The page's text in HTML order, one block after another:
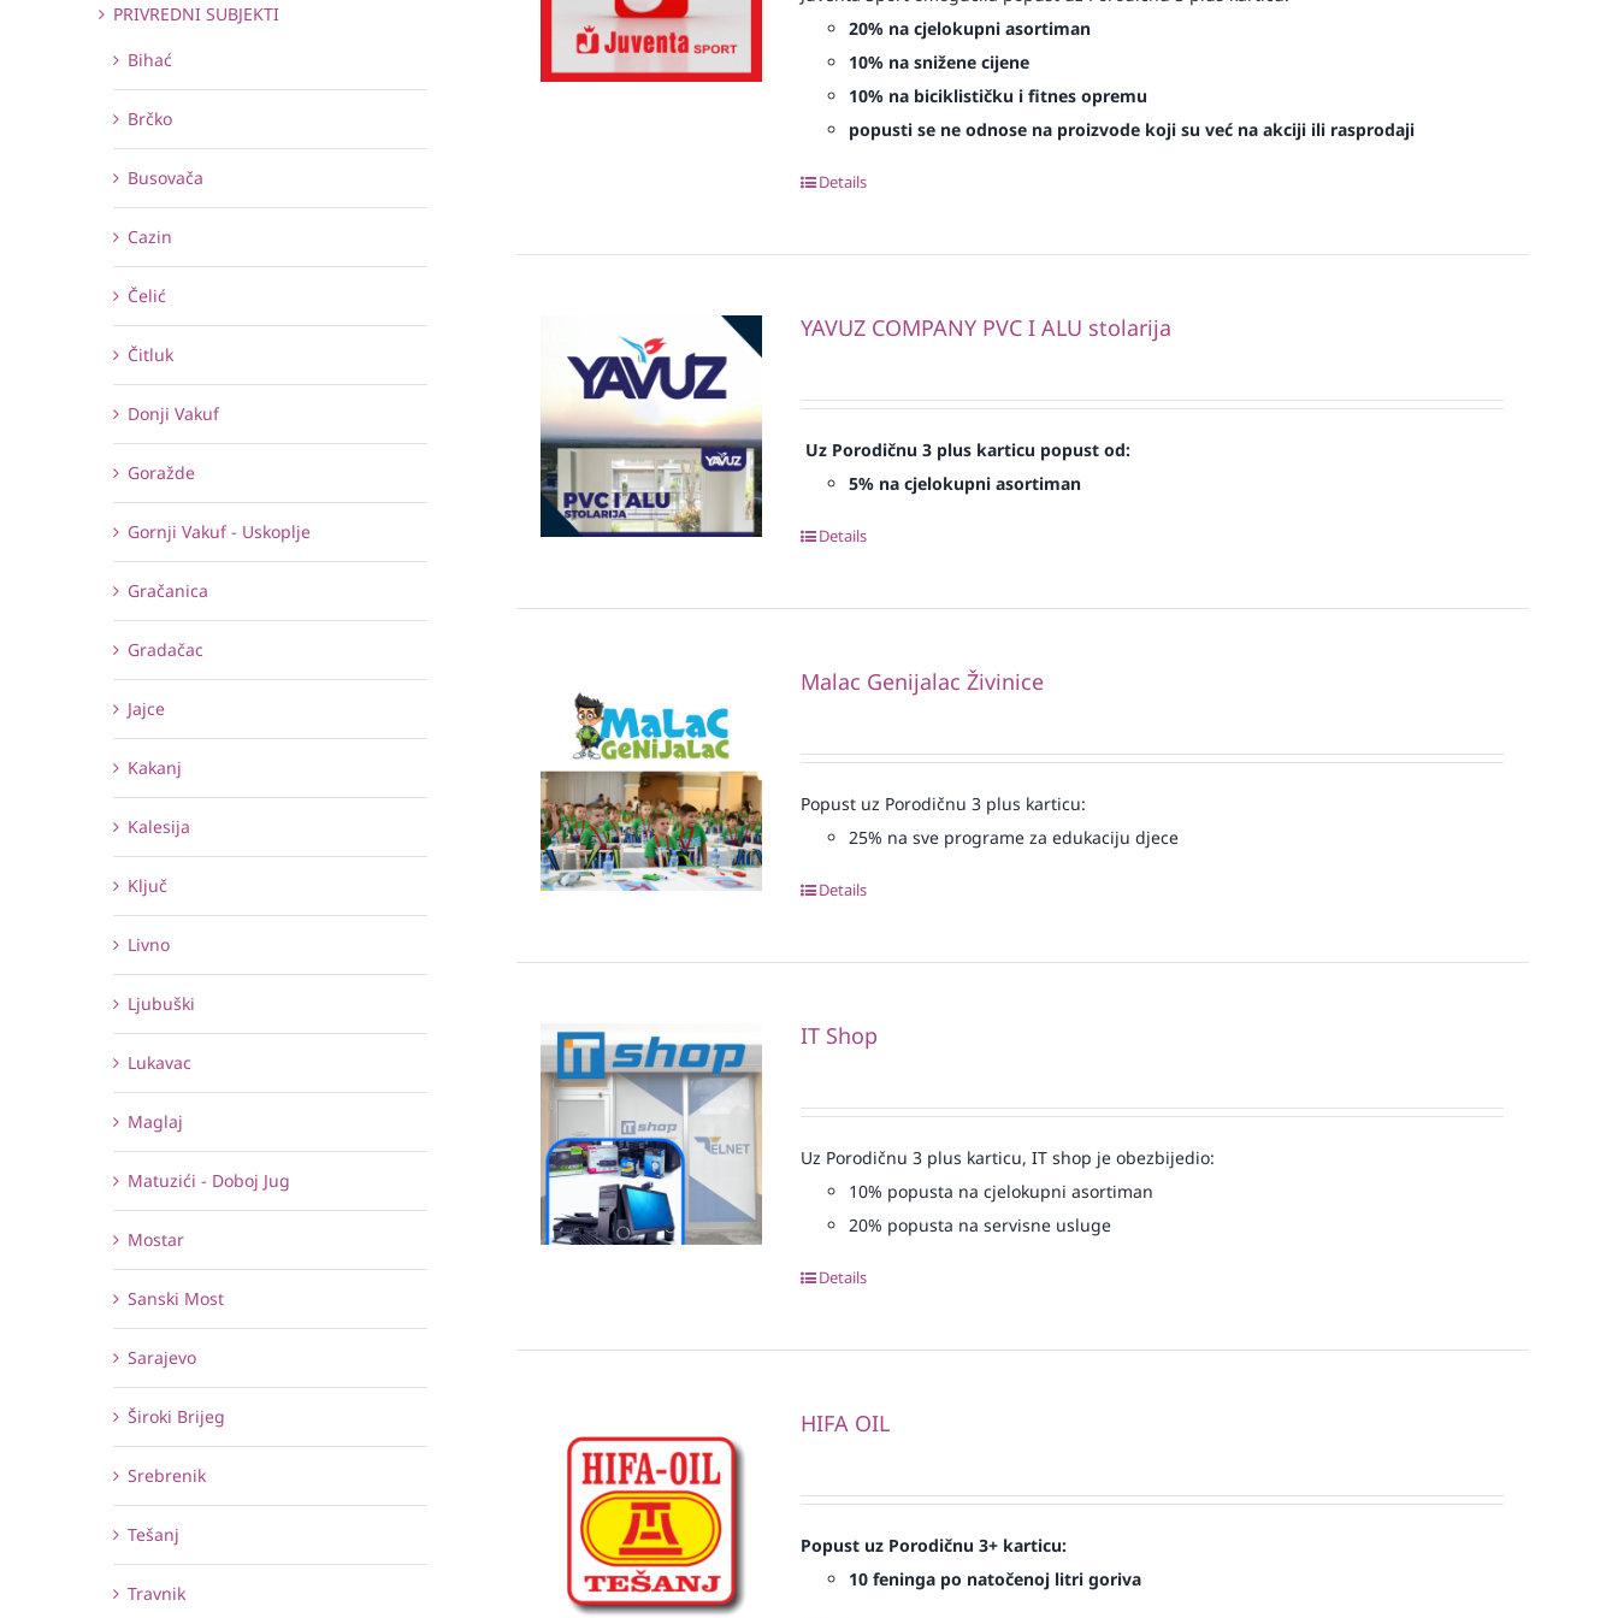
20% na cjelokupni asortiman
10% na snižene cijene
10% na biciklističku i fitnes opremu
popusti se ne odnose na proizvode koji su već na akciji ili rasprodaji
Details
YAVUZ COMPANY PVC I ALU stolarija
Uz Porodičnu 3 plus karticu popust od:
5% na cjelokupni asortiman
Details
Malac Genijalac Živinice
Popust uz Porodičnu 3 plus karticu:
25% na sve programe za edukaciju djece
Details
IT Shop
Uz Porodičnu 3 plus karticu, IT shop je obezbijedio:
10% popusta na cjelokupni asortiman
20% popusta na servisne usluge
Details
HIFA OIL
Popust uz Porodičnu 3+ karticu:
10 feninga po natočenoj litri goriva
PRIVREDNI SUBJEKTI
Bihać
Brčko
Busovača
Cazin
Čelić
Čitluk
Donji Vakuf
Goražde
Gornji Vakuf - Uskoplje
Gračanica
Gradačac
Jajce
Kakanj
Kalesija
Ključ
Livno
Ljubuški
Lukavac
Maglaj
Matuzići - Doboj Jug
Mostar
Sanski Most
Sarajevo
Široki Brijeg
Srebrenik
Tešanj
Travnik